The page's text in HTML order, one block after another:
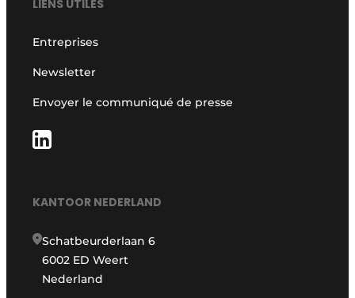
LIENS UTILES
Entreprises
Newsletter
Envoyer le communiqué de presse
KANTOOR NEDERLAND
Schatbeurderlaan 6
6002 ED Weert
Nederland